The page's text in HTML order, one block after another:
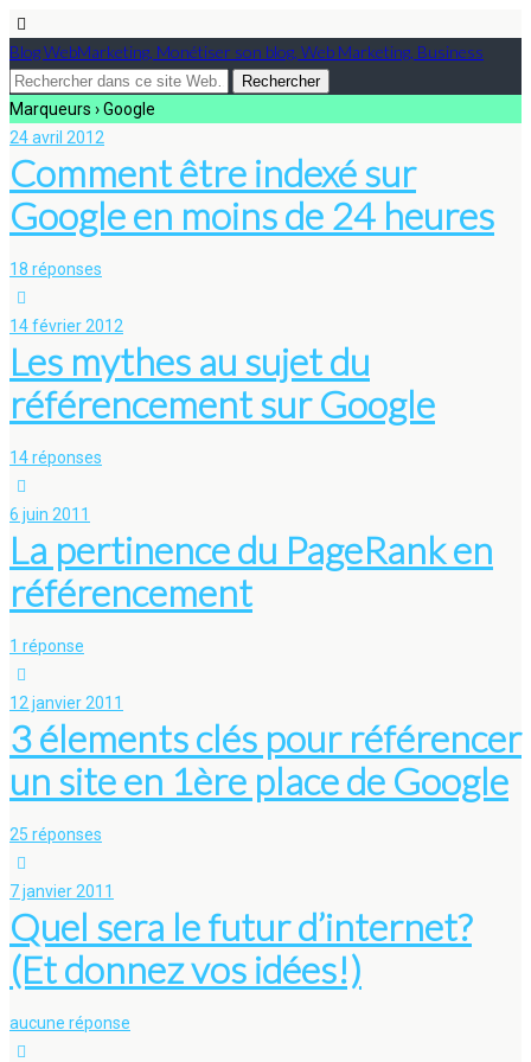
Blog WebMarketing, Monétiser son blog, Web Marketing, Business
Marqueurs › Google
24 avril 2012
Comment être indexé sur
Google en moins de 24 heures
18 réponses
14 février 2012
Les mythes au sujet du
référencement sur Google
14 réponses
6 juin 2011
La pertinence du PageRank en
référencement
1 réponse
12 janvier 2011
3 élements clés pour référencer
un site en 1ère place de Google
25 réponses
7 janvier 2011
Quel sera le futur d’internet?
(Et donnez vos idées!)
aucune réponse